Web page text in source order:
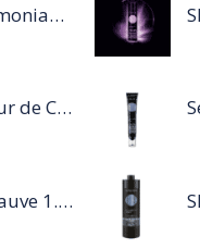
Coloration sans ammoniaque Inoa / 60ML
Shampooing Raviveur de Couleur 300 ml Rose de Schwarzkopf Professional
Crayon khôl yeux mauve 1.14g